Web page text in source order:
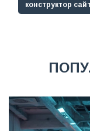
конструктор